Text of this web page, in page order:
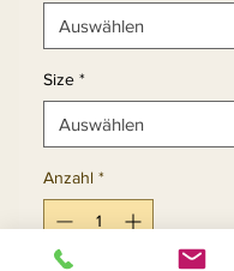
Size *
Anzahl *